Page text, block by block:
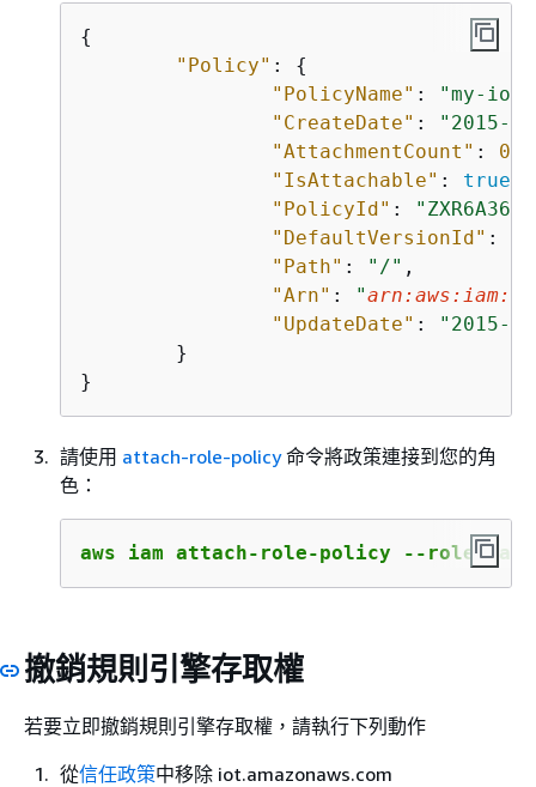
{
"Policy" : {
"PolicyName" :
"my-
"CreateDate" :
"2015-
"AttachmentCount" : 0
"IsAttachable" : true
"PolicyId" :
"DefaultVersionId" :
"Path" : "/" ,
"Arn" : "
"UpdateDate" :
"2015-
}
請使用 attach-role-policy命令將政策連接到您的角
色：
aws iam attach-role-policy --role-
撤銷規則引擎存取權
若要立即撤銷規則引擎存取權，請執行下列動作
從信任政策中移除 iot.amazonaws.com